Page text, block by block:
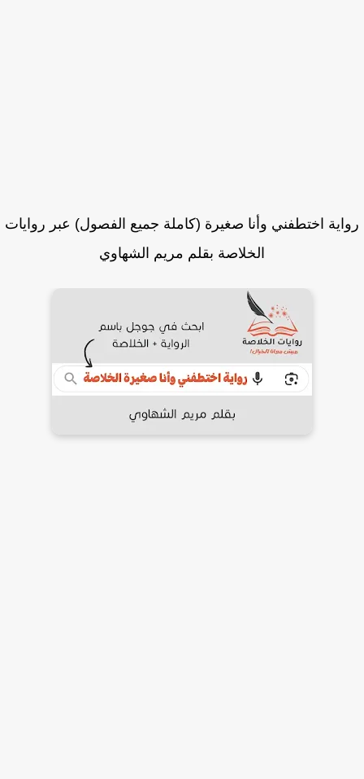
اختطفني وأنا صغيرة (كاملة جميع الفصول) عبر روايات
الخلاصة بقلم مريم الشهاوي